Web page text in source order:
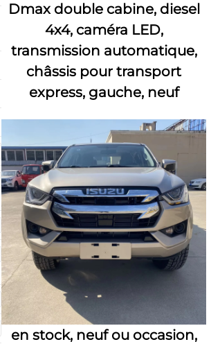
Dmax double cabine, diesel
4x4, caméra LED,
transmission automatique,
châssis pour transport
express, gauche, neuf
en stock, neuf ou occasion,